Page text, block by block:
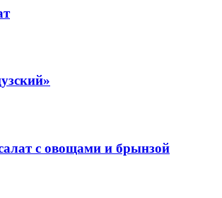
с овощами и брынзой